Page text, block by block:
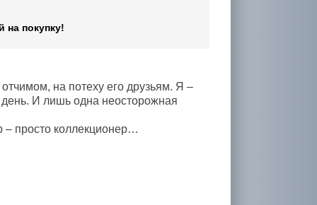
на покупку!
на потеху его друзьям. Я –
И лишь одна неосторожная
просто коллекционер…